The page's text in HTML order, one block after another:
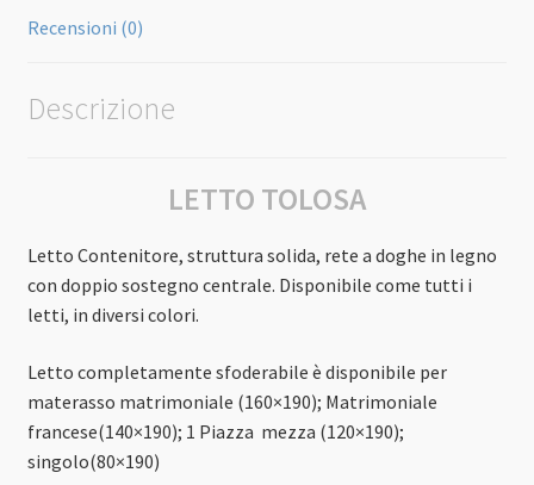
Recensioni (0)
Descrizione
LETTO TOLOSA
Letto Contenitore, struttura solida, rete a doghe in legno
con doppio sostegno centrale. Disponibile come tutti i
letti, in diversi colori.
Letto completamente sfoderabile è disponibile per
materasso matrimoniale (160×190); Matrimoniale
francese(140×190); 1 Piazza mezza (120×190);
singolo(80×190)